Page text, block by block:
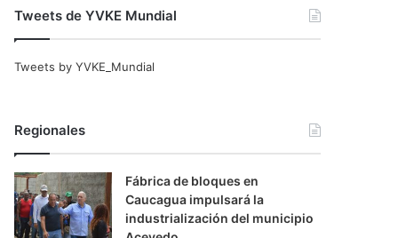
Tweets de YVKE Mundial
Tweets by YVKE_Mundial
Regionales
Fábrica de bloques en
Caucagua impulsará la
industrialización del municipio